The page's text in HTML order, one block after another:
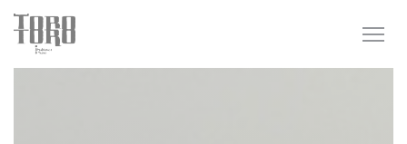
Personnalisation de vos choix en matière de cookies